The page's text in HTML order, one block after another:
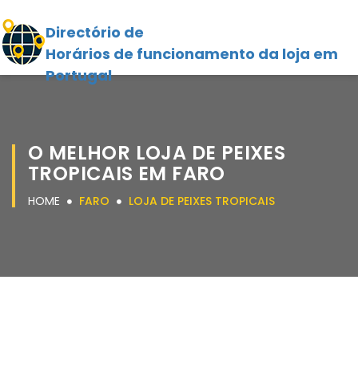
Directório de
Horários de funcionamento da loja em
Portugal
O MELHOR LOJA DE PEIXES
TROPICAIS EM FARO
HOME FARO LOJA DE PEIXES TROPICAIS